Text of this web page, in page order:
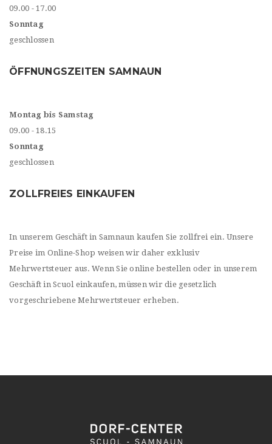
09.00 - 17.00
Sonntag
geschlossen
ÖFFNUNGSZEITEN SAMNAUN
Montag bis Samstag
09.00 - 18.15
Sonntag
geschlossen
ZOLLFREIES EINKAUFEN
In unserem Geschäft in Samnaun kaufen Sie zollfrei ein. Unsere
Preise im Online-Shop weisen wir daher exklusiv
Mehrwertsteuer aus. Wenn Sie online bestellen oder in unserem
Geschäft in Scuol einkaufen, müssen wir die gesetzlich
vorgeschriebene Mehrwertsteuer erheben.